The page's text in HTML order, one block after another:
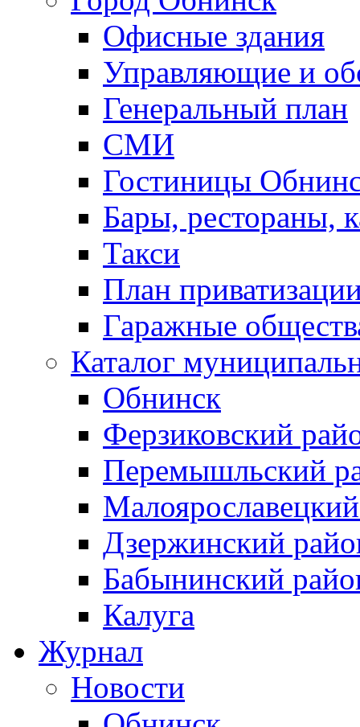
Офисные здания
Управляющие и
Генеральный план
СМИ
Гостиницы
Бары, рестораны,
Такси
План
Гаражные
Каталог
Обнинск
Ферзиковский
Перемышльский
Дзержинский
Бабынинский
Калуга
Журнал
Новости